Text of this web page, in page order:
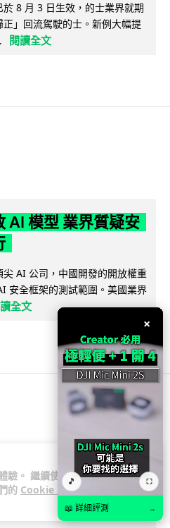
驗。 繼續使用
的 Cookie 政
8 月 3 日生效，的士業界就期
」回流駕駛的士。新例大幅提
閱讀全文
AI 模型 業界質疑安
AI 公司，中國開發的開放權重
安全框架的測試範圍。美國業界
全文
法眼 勞工處出動熱
臉識別精準執法
×
🎵 ⛶
📖 詳細評測 →